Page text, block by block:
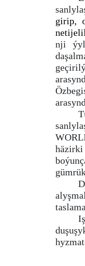
girip,
nji
häzirki